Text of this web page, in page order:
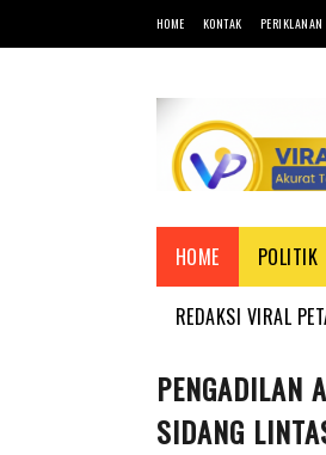
HOME KONTAK PERIKLANAN
HOME POLITIK
REDAKSI VIRAL
PENGADILAN
SIDANG